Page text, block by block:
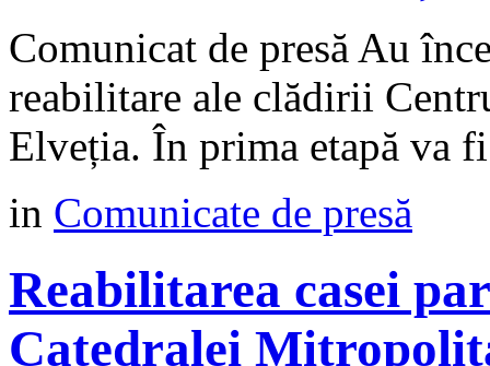
Comunicat de presă Au
reabilitare ale clădirii
Elveția. În prima etapă va
in Comunicate de presă
Reabilitarea casei
Catedralei